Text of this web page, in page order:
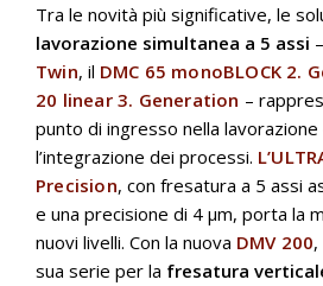
Tra le novità più significative, le
lavorazione simultanea a 5 assi
Twin, il DMC 65 monoBLOCK 2.
20 linear 3. Generation –
punto di ingresso nella
l’integrazione dei processi. L’
Precision, con fresatura a 5 assi
e una precisione di 4 μm, porta la
nuovi livelli. Con la nuova DMV 200
sua serie per la fresatura